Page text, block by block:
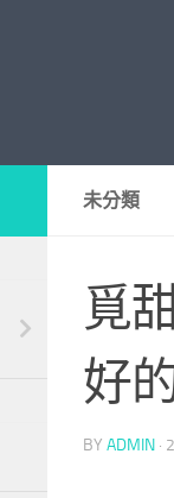
未分類
覓
好
BY ADMIN ·